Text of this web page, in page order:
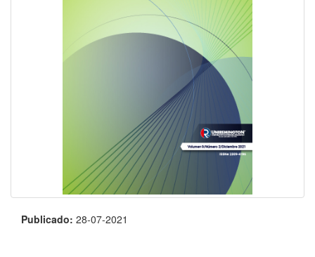
Publicado: 28-07-2021